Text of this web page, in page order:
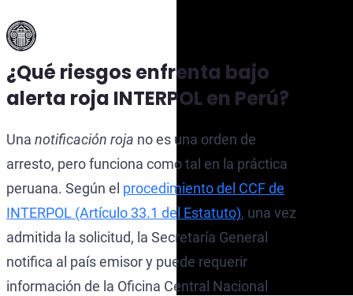
¿Qué riesgos enfrenta bajo
alerta roja INTERPOL en Perú?
Una notificación roja no es una orden de
arresto, pero funciona como tal en la práctica
peruana. Según el procedimiento del CCF de
INTERPOL (Artículo 33.1 del Estatuto), una vez
admitida la solicitud, la Secretaría General
notifica al país emisor y puede requerir
información de la Oficina Central Nacional